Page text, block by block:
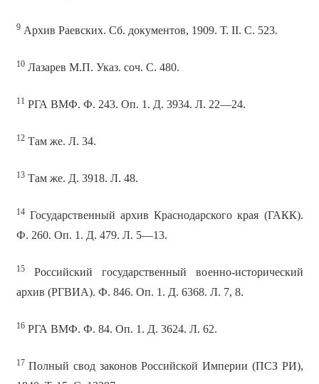
9Архив Раевских. Сб. документов, 1909. Т. II. С. 523.
10Лазарев М.П. Указ. соч. С. 480.
11 РГА ВМФ. Ф. 243. Оп. 1. Д. 3934. Л. 22—24.
12Там же. Л. 34.
13Там же. Д. 3918. Л. 48.
14Государственный архив Краснодарского края (ГАКК).
Ф. 260. Оп. 1. Д. 479. Л. 5—13.
15Российский государственный военно-исторический
архив (РГВИА). Ф. 846. Оп. 1. Д. 6368. Л. 7, 8.
16РГА ВМФ. Ф. 84. Оп. 1. Д. 3624. Л. 62.
17 Полный свод законов Российской Империи (ПСЗ РИ),